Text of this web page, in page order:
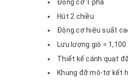
Động cơ 1 pha
Hút 2 chiều
Động cơ hiệu suất
Lưu lượng gió = 1,100
Thiết kế cánh quạt
Khung đỡ mô-tơ kết